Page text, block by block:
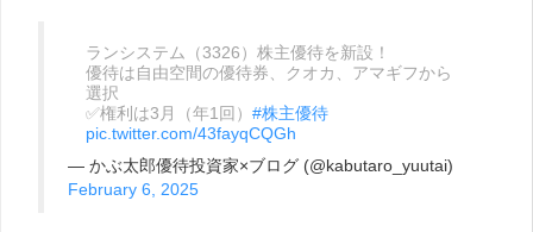
ランシステム（3326）株主優待を新設！
優待は自由空間の優待券、クオカ、アマギフから
選択
✅権利は3月（年1回） #株主優待
pic.twitter.com/43fayqCQGh
— かぶ太郎優待投資家×ブログ (@kabutaro_yuutai)
February 6, 2025